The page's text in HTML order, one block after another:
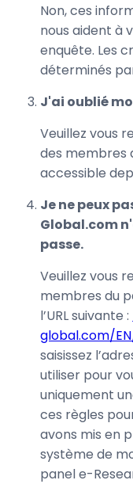
Non, ces
nous aident à
enquête. Les
déterminés
J'ai oublié
Veuillez vous
des membres
accessible
Je ne peux
Global.com
passe.
Veuillez vous
membres du
l’URL suivante :
global.com/
saisissez
utiliser pour
uniquement
ces règles
avons mis en
système de
panel e-